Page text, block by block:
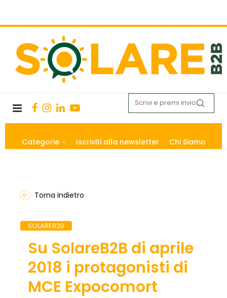
Categorie Iscriviti alla newsletter Chi Siamo
Torna indietro
SOLAREB2B
Su SolareB2B di aprile
2018 i protagonisti di
MCE Expocomort